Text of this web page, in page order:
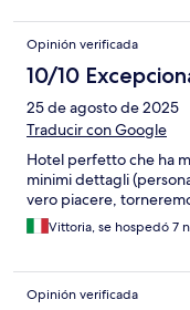
drinking water is
water which is the case
Opinión verificada
10/10
25 de agosto de 2025
Traducir con Google
Hotel perfetto che ha
minimi dettagli
vero piacere,
Vittoria, se hospedó 7
Opinión verificada